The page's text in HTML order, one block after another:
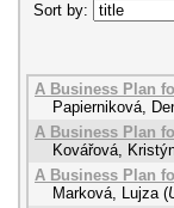
Sort by:
A Business Plan
Papierniková,
A Business Plan
Kovářová,
A Business Plan
Marková, Lujza (